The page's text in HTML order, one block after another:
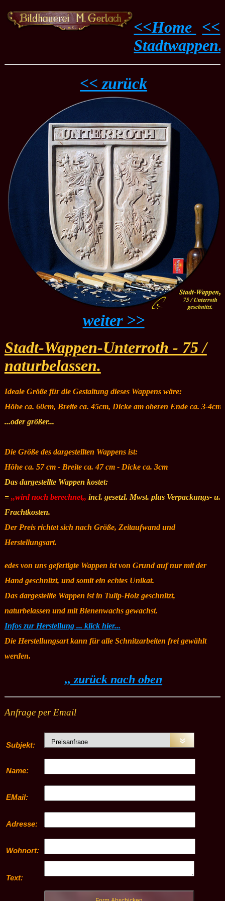
<<Home <<
Stadtwappen.
<< zurück
weiter >>
Stadt-Wappen-Unterroth - 75 /
naturbelassen.
Ideale Größe für die Gestaltung dieses Wappens wäre:
Höhe ca. 60cm, Breite ca. 45cm, Dicke am oberen Ende ca. 3-4cm
...oder größer...
Die Größe des dargestellten Wappens ist:
Höhe ca. 57 cm - Breite ca. 47cm - Dicke ca. 3cm
Das dargestellte Wappen kostet:
= ,,wird noch berechnet,, incl. gesetzl. Mwst. plus Verpackungs- u.
Frachtkosten.
Der Preis richtet sich nach Größe, Zeitaufwand und
Herstellungsart.
edes von uns gefertigte Wappen ist von Grund auf nur mit der
Hand geschnitzt, und somit ein echtes Unikat.
Das dargestellte Wappen ist in Tulip-Holz geschnitzt,
naturbelassen und mit Bienenwachs gewachst.
Infos zur Herstellung ... klick hier...
Die Herstellungsart kann für alle Schnitzarbeiten frei gewählt
werden.
,, zurück nach oben
Anfrage per Email
Subjekt:
Name:
EMail:
Adresse:
Wohnort:
Text: